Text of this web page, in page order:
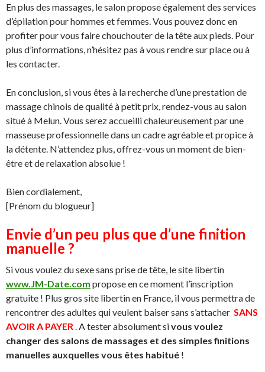
En plus des massages, le salon propose également des services
d’épilation pour hommes et femmes. Vous pouvez donc en
profiter pour vous faire chouchouter de la tête aux pieds. Pour
plus d’informations, n’hésitez pas à vous rendre sur place ou à
les contacter.
En conclusion, si vous êtes à la recherche d’une prestation de
massage chinois de qualité à petit prix, rendez-vous au salon
situé à Melun. Vous serez accueilli chaleureusement par une
masseuse professionnelle dans un cadre agréable et propice à
la détente. N’attendez plus, offrez-vous un moment de bien-
être et de relaxation absolue !
Bien cordialement,
[Prénom du blogueur]
Envie d’un peu plus que d’une finition
manuelle ?
Si vous voulez du sexe sans prise de tête, le site libertin
www.JM-Date.com propose en ce moment l’inscription
gratuite ! Plus gros site libertin en France, il vous permettra de
rencontrer des adultes qui veulent baiser sans s’attacher SANS
AVOIR A PAYER. A tester absolument sivous voulez
changer des salons de massages et des simples finitions
manuelles auxquelles vous êtes habitué !